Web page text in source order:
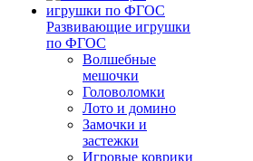
Развивающие игрушки
по ФГОС
Волшебные
мешочки
Головоломки
Лото и домино
Замочки и
застежки
Игровые коврики